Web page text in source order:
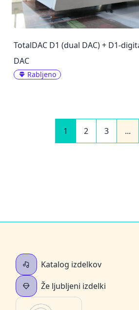
TotalDAC D1 (dual DAC) + D1-
DAC
Rabljeno
1 2 3 ...
Katalog izdelkov
Že ljubljeni izdelki